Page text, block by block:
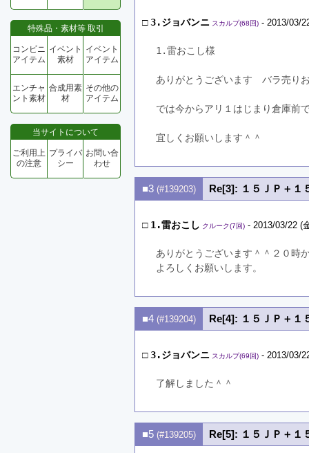
特殊品・素材等 取引
コンビニ
アイテム
イベント
素材
イベント
アイテム
エンチャ
ント素材
合成用素
材
その他の
アイテム
当サイトについて
ご利用上
の注意
プライバ
シー
お問い合
わせ
□3.ジョバンニ スカルプ(68回) - 2013/03/
1.雷おこし様
ありがとうございます　バラ売り
では今からアリ１はじまり倉庫前
宜しくお願いします＾＾
■3 (#139203) Re[3]: １５ＪＰ＋１
□ 1.雷おこし クルーク(7回) - 2013/03/22 (
ありがとうございます＾＾２０時
よろしくお願いします。
■4 (#139204) Re[4]: １５ＪＰ＋１
□3.ジョバンニ スカルプ(69回) - 2013/03/
了解しました＾＾
■5 (#139205) Re[5]: １５ＪＰ＋１